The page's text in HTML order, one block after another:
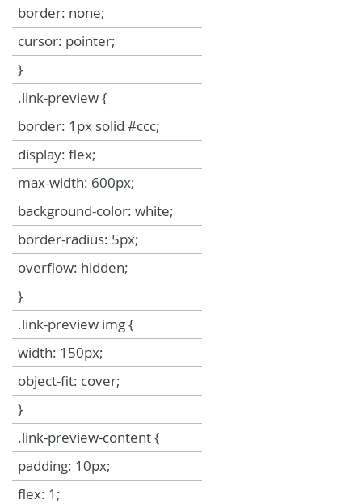
border: none;
cursor: pointer;
}
.link-preview {
border: 1px solid #ccc;
display: flex;
max-width: 600px;
background-color: white;
border-radius: 5px;
overflow: hidden;
}
.link-preview img {
width: 150px;
object-fit: cover;
}
.link-preview-content {
padding: 10px;
flex: 1;